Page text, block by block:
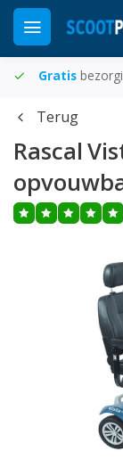
Gratis
Terug
Rascal